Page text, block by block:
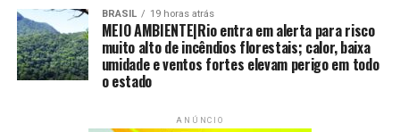
NÃO PERCA
Middah Borges lança clipe “EU SEI QUE DARIA”
BRASIL 19 horas atrás
MEIO AMBIENTE|Rio entra em alerta para risco
muito alto de incêndios florestais; calor, baixa
umidade e ventos fortes elevam perigo em todo
o estado
ANÚNCIO